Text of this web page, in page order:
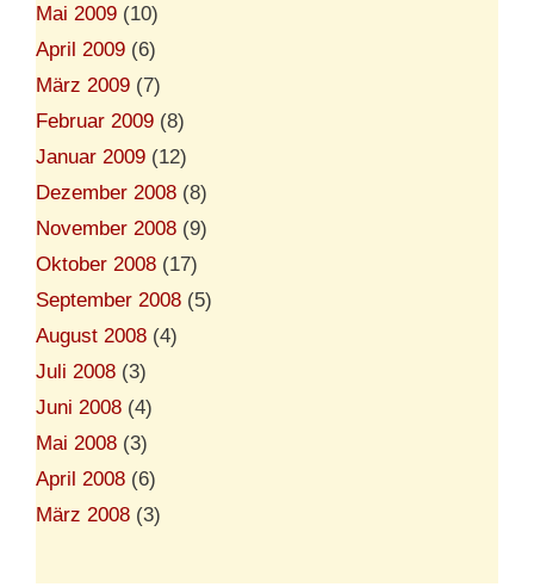
Mai 2009 (10)
April 2009 (6)
März 2009 (7)
Februar 2009 (8)
Januar 2009 (12)
Dezember 2008 (8)
November 2008 (9)
Oktober 2008 (17)
September 2008 (5)
August 2008 (4)
Juli 2008 (3)
Juni 2008 (4)
Mai 2008 (3)
April 2008 (6)
März 2008 (3)